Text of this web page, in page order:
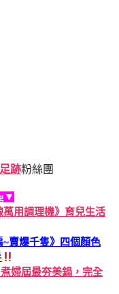
跡粉絲團
萬用調理機》育兒生活
賣爆千隻》四個顏色
婦屆最夯美鍋，完全